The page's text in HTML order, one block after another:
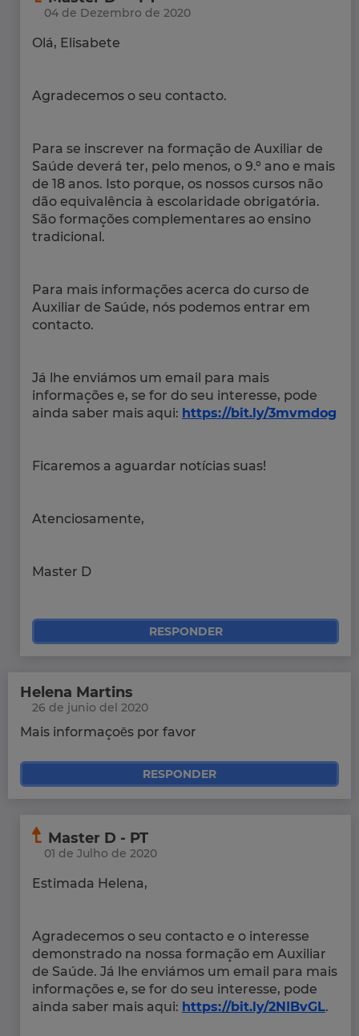
04 de Dezembro de 2020
Olá, Elisabete
Agradecemos o seu contacto.
Para se inscrever na formação de Auxiliar de
Saúde deverá ter, pelo menos, o 9.º ano e mais
de 18 anos. Isto porque, os nossos cursos não
dão equivalência à escolaridade obrigatória.
São formações complementares ao ensino
tradicional.
Para mais informações acerca do curso de
Auxiliar de Saúde, nós podemos entrar em
contacto.
Já lhe enviámos um email para mais
informações e, se for do seu interesse, pode
ainda saber mais aqui: https://bit.ly/3mvmdog
Ficaremos a aguardar notícias suas!
Atenciosamente,
Master D
RESPONDER
Helena Martins
26 de junio del 2020
Mais informaçoēs por favor
RESPONDER
Master D - PT
01 de Julho de 2020
Estimada Helena,
Agradecemos o seu contacto e o interesse
demonstrado na nossa formação em Auxiliar
de Saúde. Já lhe enviámos um email para mais
informações e, se for do seu interesse, pode
ainda saber mais aqui: https://bit.ly/2NIBvGL.